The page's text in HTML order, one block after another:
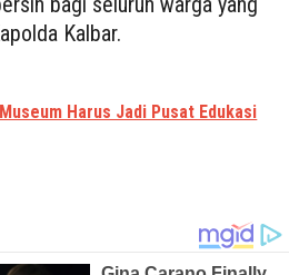
Kalbar.
Harus Jadi Pusat Edukasi